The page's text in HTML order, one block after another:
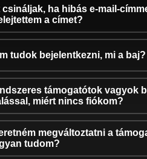
csináljak, ha hibás e-mail-
a címet?
tudok bejelentkezni, mi a baj?
támogatótok vagyok
miért nincs fiókom?
megváltoztatni a
tudom?